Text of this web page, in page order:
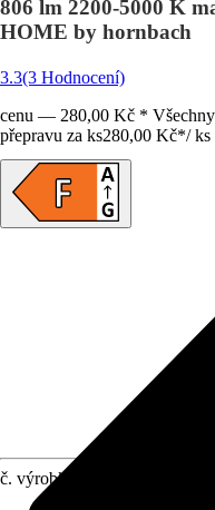
806 lm 2200-5000 K
HOME by hornbach
3.3(3 Hodnocení)
cenu — 280,00 Kč * Všechny
přepravu za ks280,00 Kč*/ ks
č. výrobku